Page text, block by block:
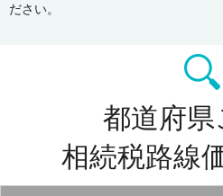
ださい。
都道府県
相続税路線